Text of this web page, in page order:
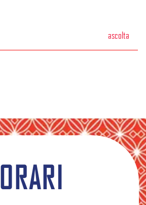
ascolta
ORARI